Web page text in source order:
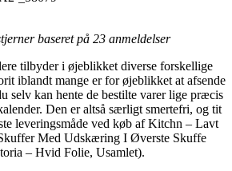
baseret på 23 anmeldelser
tilbyder i øjeblikket diverse forskellige
iblandt mange er for øjeblikket at afsende
selv kan hente de bestilte varer lige præcis
Den er altså særligt smertefri, og tit
leveringsmåde ved køb af Kitchn – Lavt
Med Udskæring I Øverste Skuffe
– Hvid Folie, Usamlet).